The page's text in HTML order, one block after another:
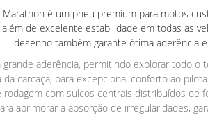
é um pneu premium para motos
de excelente estabilidade em todas as
desenho também garante ótima aderência
grande aderência, permitindo explorar todo
carcaça, para excepcional conforto ao
rodagem com sulcos centrais distribuídos
aprimorar a absorção de irregularidades,